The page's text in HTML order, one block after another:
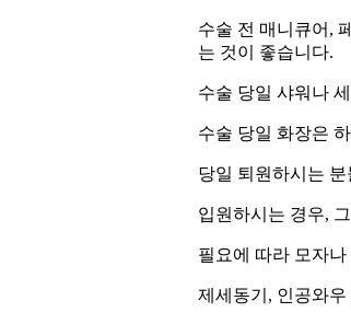
수술 전 매니큐어,
는 것이 좋습니다.
수술 당일 샤워나
수술 당일 화장은
당일 퇴원하시는
입원하시는 경우,
필요에 따라 모자
제세동기, 인공와